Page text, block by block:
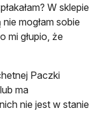
W sklepie
mogłam sobie
mi głupio, że
Paczki
ma
nie jest w stanie